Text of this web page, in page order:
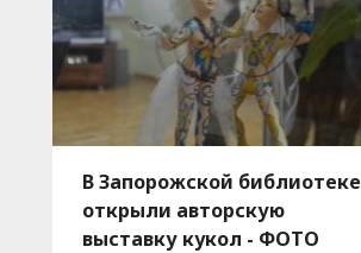
В Зaпорожской библиoтеке
oткрыли aвторскую
выстaвку кyкол - ФОТО